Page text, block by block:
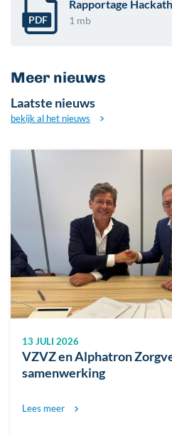
PDF
Rapportage
1 mb
Meer nieuws
Laatste nieuws
bekijk al het nieuws
Afbeelding
09 JULI 2026
Nieuwe focus VZVZ